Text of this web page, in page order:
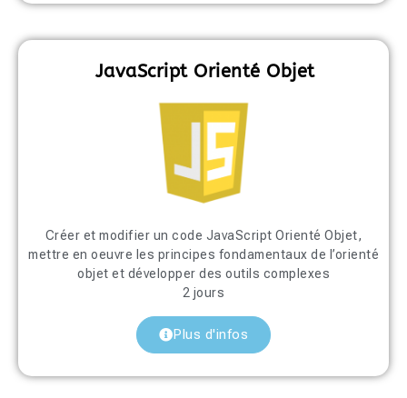
JavaScript Orienté Objet
Créer et modifier un code JavaScript Orienté Objet,
mettre en oeuvre les principes fondamentaux de l’orienté
objet et développer des outils complexes
2 jours
Plus d'infos